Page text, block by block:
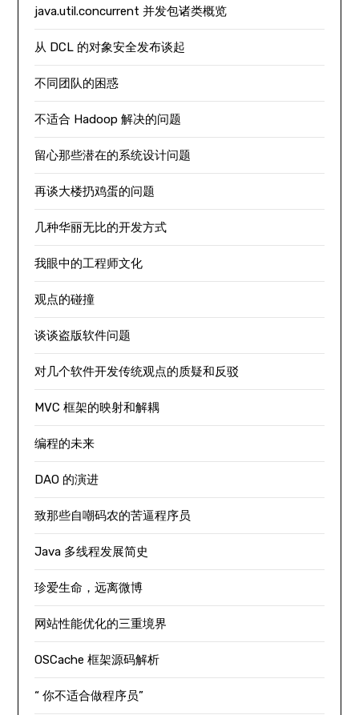
java.util.concurrent 并发包诸类概览
从 DCL 的对象安全发布谈起
不同团队的困惑
不适合 Hadoop 解决的问题
留心那些潜在的系统设计问题
再谈大楼扔鸡蛋的问题
几种华丽无比的开发方式
我眼中的工程师文化
观点的碰撞
谈谈盗版软件问题
对几个软件开发传统观点的质疑和反驳
MVC 框架的映射和解耦
编程的未来
DAO 的演进
致那些自嘲码农的苦逼程序员
Java 多线程发展简史
珍爱生命，远离微博
网站性能优化的三重境界
OSCache 框架源码解析
“ 你不适合做程序员”